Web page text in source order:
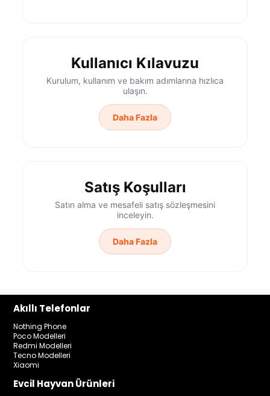
Kullanıcı Kılavuzu
Kurulum, kullanım ve bakım adımlarına hızlıca
ulaşın.
Daha Fazla
Satış Koşulları
Satın alma ve mesafeli satış sözleşmesini
inceleyin.
Daha Fazla
Akıllı Telefonlar
Nothing Phone
Poco Modelleri
Redmi Modelleri
Tecno Modelleri
Xiaomi
Evcil Hayvan Ürünleri